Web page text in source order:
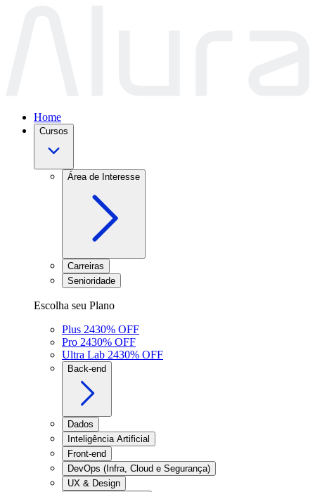
Home
Cursos
Área de Interesse
Carreiras
Senioridade
Escolha seu Plano
Plus 2430% OFF
Pro 2430% OFF
Ultra Lab 2430% OFF
Back-end
Dados
Inteligência Artificial
Front-end
DevOps (Infra, Cloud e Segurança)
UX & Design